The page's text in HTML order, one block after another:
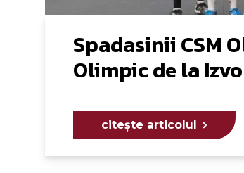
Spadasinii CSM
Olimpic de la
citește articolul